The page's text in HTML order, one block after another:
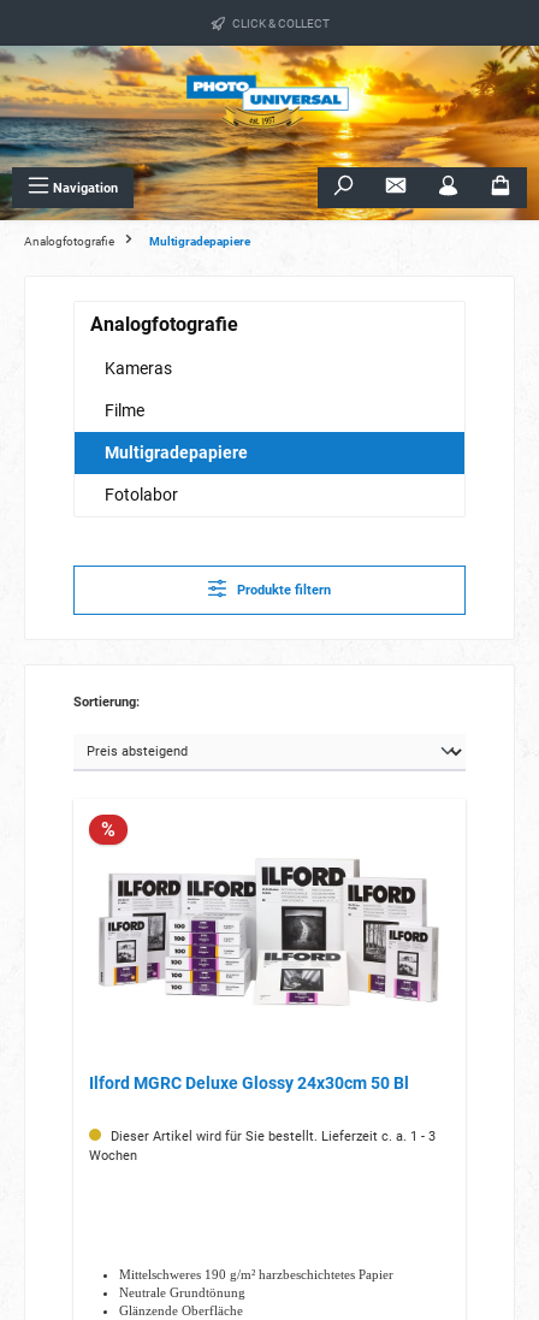
CLICK & COLLECT
Navigation
Analogfotografie Multigradepapiere
Analogfotografie
Kameras
Filme
Multigradepapiere
Fotolabor
Produkte filtern
Sortierung:
%
Ilford MGRC Deluxe Glossy 24x30cm 50 Bl
Dieser Artikel wird für Sie bestellt. Lieferzeit c. a. 1 - 3
Wochen
Mittelschweres 190 g/m² harzbeschichtetes Papier
Neutrale Grundtönung
Glänzende Oberfläche